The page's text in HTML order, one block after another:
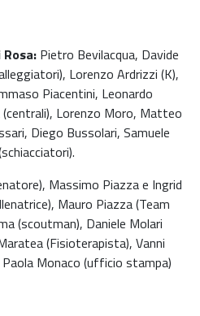
Pietro Bevilacqua, Davide
Lorenzo Ardrizzi (K),
Piacentini, Leonardo
Lorenzo Moro, Matteo
Diego Bussolari, Samuele
Massimo Piazza e Ingrid
Mauro Piazza (Team
(scoutman), Daniele Molari
(Fisioterapista), Vanni
Monaco (ufficio stampa)